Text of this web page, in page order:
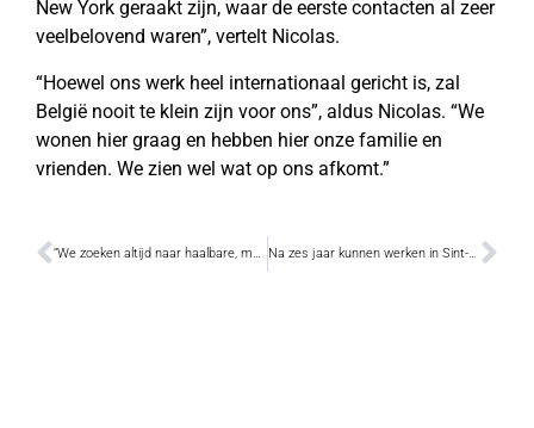
New York geraakt zijn, waar de eerste contacten al zeer
veelbelovend waren”, vertelt Nicolas.
“Hoewel ons werk heel internationaal gericht is, zal
België nooit te klein zijn voor ons”, aldus Nicolas. “We
wonen hier graag en hebben hier onze familie en
vrienden. We zien wel wat op ons afkomt.”
“We zoeken altijd naar haalbare, menselijke oplossingen” Na zes jaar kunnen werken in Sint-Alexiusbegijnhof starten